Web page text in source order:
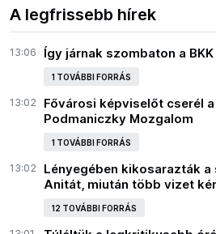
A legfrissebb hírek
13:06 Így járnak szombaton a
1 TOVÁBBI FORRÁS
13:02
Fővárosi képviselőt cserél
Podmaniczky Mozgalom
1 TOVÁBBI FORRÁS
13:02
Lényegében kikosarazták
Anitát, miután több vizet
12 TOVÁBBI FORRÁS